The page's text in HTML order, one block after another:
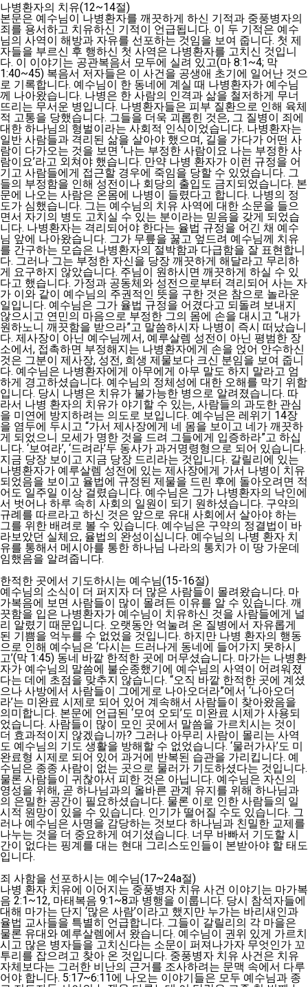
나병환자의 치유(12~14절)
본문은 예수님이 나병환자를 깨끗하게 하신 기적과 중풍병자의
죄를 용서하고 치유하신 기적이 언급됩니다. 이 두 기적은 예수
님의 사역이 해방과 자유를 선포하는 것임을 보여 줍니다. 첫 제
자들을 부르신 후 행하신 첫 사역은 나병환자를 고치신 것입니
다. 이 이야기는 공관복음서 모두에 실려 있고(마 8:1~4; 막
1:40~45) 복음서 저자들은 이 사건을 공생애 초기에 일어난 것으
로 기록합니다. 예수님이 한 동네에 계실 때 나병환자가 예수님
께 나아왔습니다. 나병은 한 사람의 인격과 삶을 철저하게 무너
뜨리는 무서운 병입니다. 나병환자들은 피부 질환으로 인해 육체
적 고통을 당했습니다. 그들을 더욱 괴롭힌 것은, 그 질병이 죄에
대한 하나님의 형벌이라는 사회적 인식이었습니다. 나병환자는
일반 사람들과 격리된 삶을 살아야 했으며, 길을 가다가 어떤 사
람이 다가오는 것을 보면 ‘나는 부정한 사람이요 나는 부정한 사
람이요’라고 외쳐야 했습니다. 만약 나병 환자가 이런 규정을 어
기고 사람들에게 접근할 경우에 죽임을 당할 수 있었습니다. 그
들의 부정함을 인해 성전이나 회당의 출입도 금지되었습니다. 본
문에 나오는 사람은 온몸에 나병이 들렸다고 합니다. 나병의 정
도가 심했습니다. 그는 예수님의 치유 사역에 대한 소문을 들으
면서 자기의 병도 고치실 수 있는 분이라는 믿음을 갖게 되었습
니다. 나병환자는 격리되어야 한다는 율법 규정을 어긴 채 예수
님 앞에 나아왔습니다. 그가 무릎을 꿇고 엎드려 예수님께 치유
를 간구하는 모습은 나병환자의 절박함과 다급함을 잘 표현합니
다. 그러나 그는 부정한 자신을 당장 깨끗하게 해달라고 무리하
게 요구하지 않았습니다. 주님이 원하시면 깨끗하게 하실 수 있
다고 했습니다. 가정과 공동체와 성전으로부터 격리되어 사는 자
가 이와 같이 예수님의 주권적인 뜻을 구한 것은 참으로 놀라운
일입니다. 예수님은 그가 율법 규정을 어겼다고 되돌려 보내지
않으시고 연민의 마음으로 부정한 그의 몸에 손을 대시고 “내가
원하노니 깨끗함을 받으라”고 말씀하시자 나병이 즉시 떠났습니
다. 제사장이 아닌 예수님께서, 예루살렘 성전이 아닌 평범한 장
소에서, 접촉하면 부정해지는 나병환자에게 손을 얹어 안수하신
것은 그분이 제사장, 성전, 희생 제물보다 크신 분임을 보여 줍니
다. 예수님은 나병환자에게 아무에게 아무 말도 하지 말라고 엄
하게 경고하셨습니다. 예수님의 정체성에 대한 오해를 막기 위함
입니다. 당시 나병은 치유가 불가능한 병으로 알려졌습니다. 따
라서 나병 환자의 치유가 야기할 수 있는, 사람들의 과도한 관심
을 미연에 방지하려는 의도로 보입니다. 예수님은 레위기 14장
을 염두에 두시고 “가서 제사장에게 네 몸을 보이고 네가 깨끗하
게 되었으니 모세가 명한 것을 드려 그들에게 입증하라”고 하십
니다. ‘보여라’, ‘드려라’두 동사가 과거명령형으로 되어 있습니다.
지금 당장 보이고 지금 당장 드리라는 것입니다. 갈릴리에 있는
나병환자가 예루살렘 성전에 있는 제사장에게 가서 나병이 치유
되었음을 보이고 율법에 규정된 제물을 드린 후에 돌아오려면 적
어도 일주일 이상 걸렸습니다. 예수님은 그가 나병환자의 낙인에
서 벗어나 하루 속히 사회의 일원이 되기 원하셨습니다. 구약의
규례를 따르라고 하신 것은 앞으로 유대 사회에서 살아야 하는
그를 위한 배려로 볼 수 있습니다. 예수님은 구약의 정결법이 바
라보았던 실체요, 율법의 완성이십니다. 예수님의 나병 환자 치
유를 통해서 메시아를 통한 하나님 나라의 통치가 이 땅 가운데
임했음을 알려줍니다.
한적한 곳에서 기도하시는 예수님(15-16절)
예수님의 소식이 더 퍼지자 더 많은 사람들이 몰려왔습니다. 마
가복음에 보면 사람들이 많이 몰려든 이유를 알 수 있습니다. 깨
끗함을 입은 나병환자가 예수님이 치유하신 것을 사람들에게 널
리 알렸기 때문입니다. 오랫동안 억눌려 온 질병에서 자유롭게
된 기쁨을 억누를 수 없었을 것입니다. 하지만 나병 환자의 행동
으로 인해 예수님은 ‘다시는 드러나게 동네에 들어가지 못하시
고’(막 1:45) 동네 바깥 한적한 곳에 머무셨습니다. 마가는 나병환
자가 예수님의 말씀에 불순종했기에 예수님의 사역이 어려워졌
다는 데에 초점을 맞추지 않습니다. “오직 바깥 한적한 곳에 계셨
으나 사방에서 사람들이 그에게로 나아오더라”에서 ‘나아오더
라’는 미완료 시제로 되어 있어 계속해서 사람들이 찾아왔음을
의미합니다. 본문에 언급된 ‘모여 오되’도 미완료 시제가 사용되
었습니다. 사람들이 많이 모인 곳에서 말씀을 가르치시는 것이
더 효과적이지 않겠습니까? 그러나 아무리 사람이 몰리는 사역
도 예수님의 기도 생활을 방해할 수 없었습니다. ‘물러가사’도 미
완료형 시제로 되어 있어 과거에 반복된 습관을 가리킵니다. 예
수님은 종종 사람이 없는 곳으로 물러가 기도하셨다는 것입니다.
물론 사람들이 귀찮아서 피한 것은 아닙니다. 예수님은 자신의
영성을 위해, 곧 하나님과의 올바른 관계 유지를 위해 하나님과
의 은밀한 공간이 필요하셨습니다. 물론 이로 인한 사람들의 일
시적 원망이 있을 수 있습니다. 인기가 떨어질 수도 있습니다. 그
러나 예수님은 사명을 감당하는 것보다 하나님과 친밀한 교제를
나누는 것을 더 중요하게 여기셨습니다. 너무 바빠서 기도할 시
간이 없다는 핑계를 대는 현대 그리스도인들이 본받아야 할 태도
입니다.
죄 사함을 선포하시는 예수님(17~24a절)
나병 환자 치유에 이어지는 중풍병자 치유 사건 이야기는 마가복
음 2:1~12, 마태복음 9:1~8과 병행을 이룹니다. 당시 참석자들에
대해 마가는 단지 ‘많은 사람’이라고 했지만 누가는 바리새인과
율법 교사들을 특별히 언급합니다. 그들이 갈릴리의 각 마을은
물론 유대와 예루살렘에서 왔습니다. 예수님이 권위 있게 가르치
시고 많은 병자들을 고치신다는 소문이 퍼져나가자 무엇인가 꼬
투리를 잡으려고 찾아 온 것입니다. 중풍병자 치유 사건은 치유
자체보다는 그러한 비난의 근거를 조사하려는 문맥 속에서 다루
어야 합니다. 5:17~6:11에 나오는 이야기들은 모두 예수님과 종